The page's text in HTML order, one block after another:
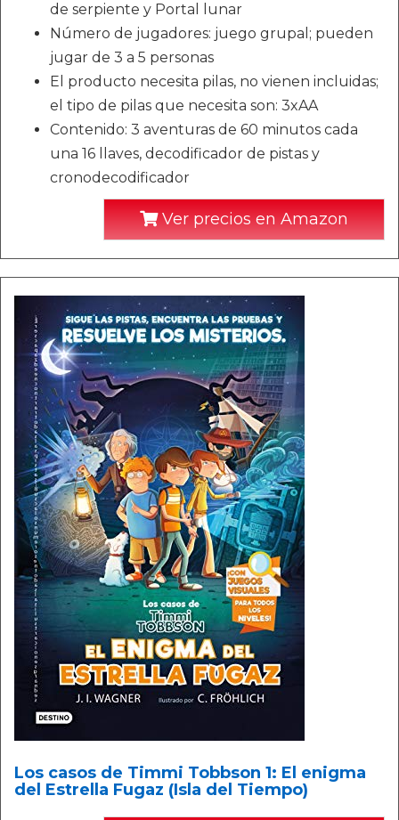
de serpiente y Portal lunar
Número de jugadores: juego grupal; pueden
jugar de 3 a 5 personas
El producto necesita pilas, no vienen incluidas;
el tipo de pilas que necesita son: 3xAA
Contenido: 3 aventuras de 60 minutos cada
una 16 llaves, decodificador de pistas y
cronodecodificador
Ver precios en Amazon
Los casos de Timmi Tobbson 1: El enigma
del Estrella Fugaz (Isla del Tiempo)